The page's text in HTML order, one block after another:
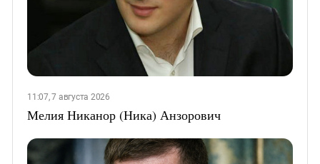
11:07, 7 августа 2026
Мелия Никанор (Ника) Анзорович